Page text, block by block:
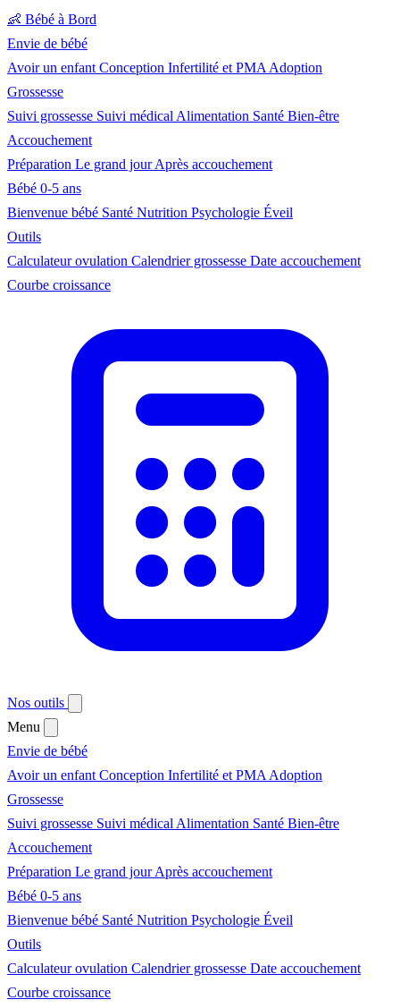
👶 Bébé à Bord
Envie de bébé
Avoir un enfant Conception Infertilité et PMA Adoption
Grossesse
Suivi grossesse Suivi médical Alimentation Santé Bien-être
Accouchement
Préparation Le grand jourAprès accouchement
Bébé 0-5 ans
Bienvenue bébé Santé Nutrition Psychologie Éveil
Outils
Calculateur ovulation Calendrier grossesse Date accouchement
Courbe croissance
Nos outils
Menu
Envie de bébé
Avoir un enfant Conception Infertilité et PMA Adoption
Grossesse
Suivi grossesse Suivi médical Alimentation Santé Bien-être
Accouchement
Préparation Le grand jourAprès accouchement
Bébé 0-5 ans
Bienvenue bébé Santé Nutrition Psychologie Éveil
Outils
Calculateur ovulation Calendrier grossesse Date accouchement
Courbe croissance